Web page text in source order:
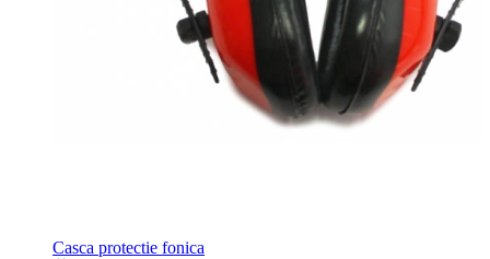
Casca protectie fonica